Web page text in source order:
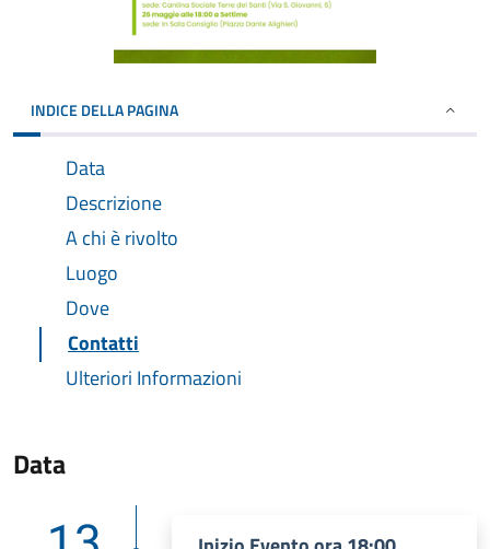
INDICE DELLA PAGINA
Data
Descrizione
A chi è rivolto
Luogo
Dove
Contatti
Ulteriori Informazioni
Data